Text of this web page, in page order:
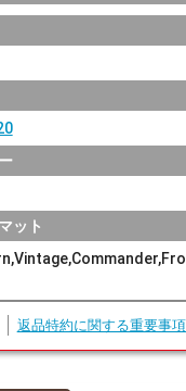
ット
返品特約に関する重要事